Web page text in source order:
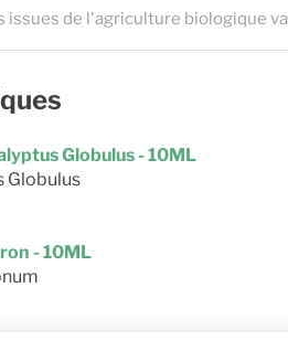
de l'agriculture biologique
Globulus - 10ML
Globulus
- 10ML
Rosat - 10ML